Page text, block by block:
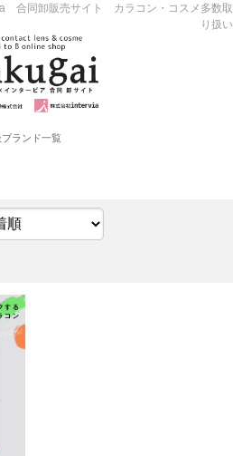
合同卸販売サイト カラコン・コスメ多数取
り扱い
ブランド一覧